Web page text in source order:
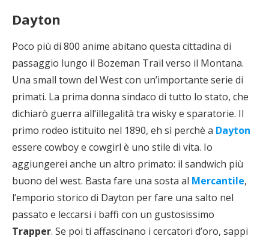
Dayton
Poco più di 800 anime abitano questa cittadina di
passaggio lungo il Bozeman Trail verso il Montana.
Una small town del West con un’importante serie di
primati. La prima donna sindaco di tutto lo stato, che
dichiarò guerra all’illegalità tra wisky e sparatorie. Il
primo rodeo istituito nel 1890, eh sì perchè a Dayton
essere cowboy e cowgirl è uno stile di vita. Io
aggiungerei anche un altro primato: il sandwich più
buono del west. Basta fare una sosta al Mercantile,
l’emporio storico di Dayton per fare una salto nel
passato e leccarsi i baffi con un gustosissimo
Trapper. Se poi ti affascinano i cercatori d’oro, sappi